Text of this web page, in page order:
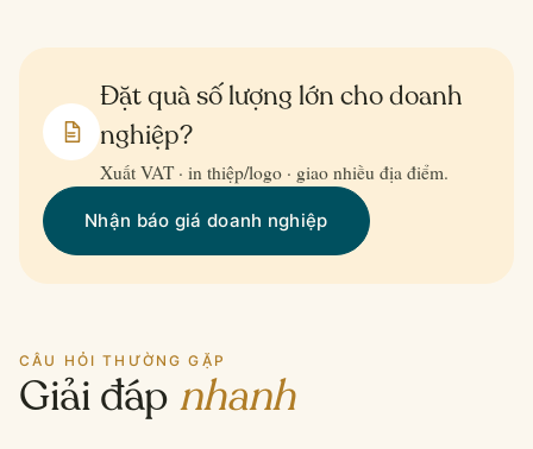
Đặt quà số lượng lớn cho doanh
nghiệp?
Xuất VAT · in thiệp/logo · giao nhiều địa điểm.
Nhận báo giá doanh nghiệp
CÂU HỎI THƯỜNG GẶP
Giải đápnhanh